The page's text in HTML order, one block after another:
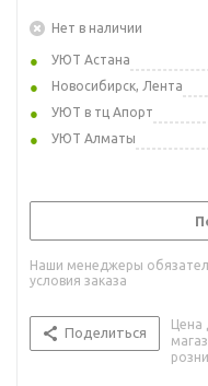
Нет в наличии
УЮТ Астана
Новосибирск, Лента
УЮТ в тц Апорт
УЮТ Алматы
Наши менеджеры
условия заказа
Поделиться
Цена